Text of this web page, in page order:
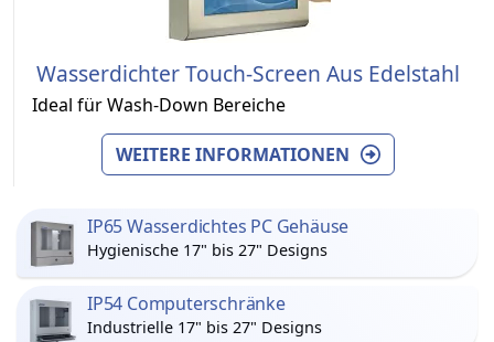
Wasserdichter Touch-Screen Aus Edelstahl
Ideal für Wash-Down Bereiche
WEITERE INFORMATIONEN
IP65 Wasserdichtes PC Gehäuse
Hygienische 17" bis 27" Designs
IP54 Computerschränke
Industrielle 17" bis 27" Designs